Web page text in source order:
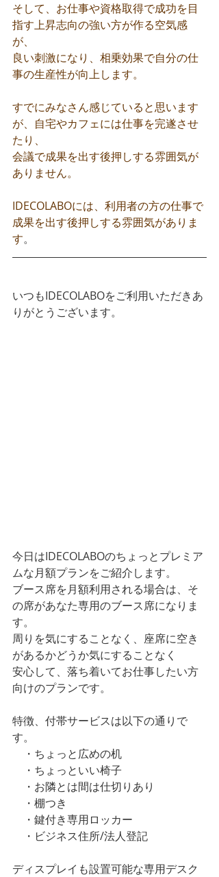
そして、お仕事や資格取得で成功を目
指す上昇志向の強い方が作る空気感
が、
良い刺激になり、相乗効果で自分の仕
事の生産性が向上します。
すでにみなさん感じていると思います
が、自宅やカフェには仕事を完遂させ
たり、
会議で成果を出す後押しする雰囲気が
ありません。
IDECOLABOには、利用者の方の仕事で
成果を出す後押しする雰囲気がありま
す。
いつもIDECOLABOをご利用いただきあ
りがとうございます。
今日はIDECOLABOのちょっとプレミア
ムな月額プランをご紹介します。
ブース席を月額利用される場合は、そ
の席があなた専用のブース席になりま
す。
周りを気にすることなく、座席に空き
があるかどうか気にすることなく
安心して、落ち着いてお仕事したい方
向けのプランです。
特徴、付帯サービスは以下の通りで
す。
・ちょっと広めの机
・ちょっといい椅子
・お隣とは間は仕切りあり
・棚つき
・鍵付き専用ロッカー
・ビジネス住所/法人登記
ディスプレイも設置可能な専用デスク